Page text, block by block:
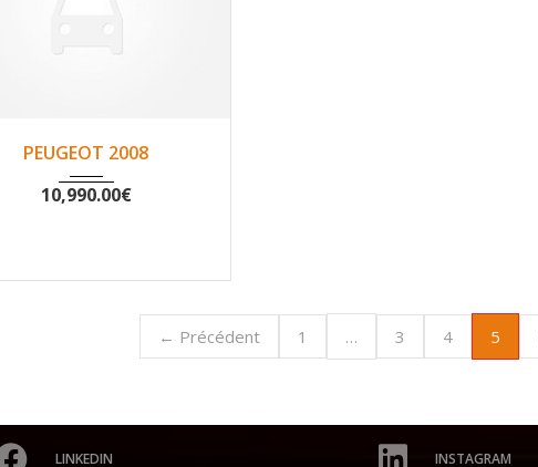
2015 Non 77073
PEUGEOT 2008
10,990.00€
← Précédent 1 … 3 4 5
LINKEDIN INSTAGRAM